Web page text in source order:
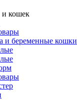
и кошек
и беременные кошки